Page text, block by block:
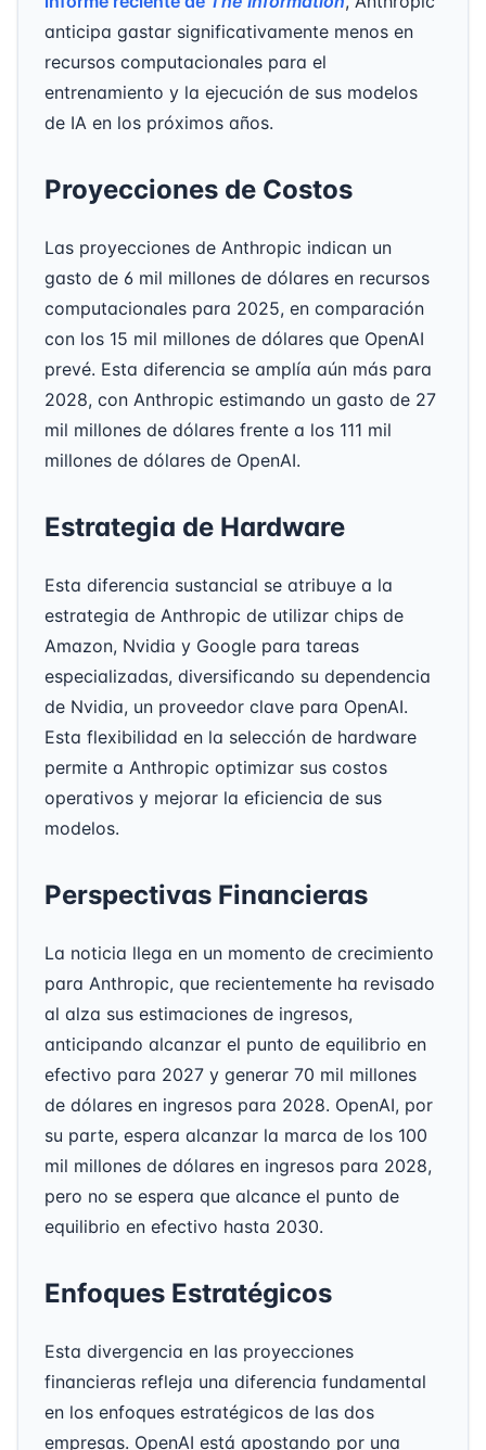
anticipa gastar significativamente menos en
recursos computacionales para el
entrenamiento y la ejecución de sus modelos
de IA en los próximos años.
Proyecciones de Costos
Las proyecciones de Anthropic indican un
gasto de 6 mil millones de dólares en recursos
computacionales para 2025, en comparación
con los 15 mil millones de dólares que OpenAI
prevé. Esta diferencia se amplía aún más para
2028, con Anthropic estimando un gasto de 27
mil millones de dólares frente a los 111 mil
millones de dólares de OpenAI.
Estrategia de Hardware
Esta diferencia sustancial se atribuye a la
estrategia de Anthropic de utilizar chips de
Amazon, Nvidia y Google para tareas
especializadas, diversificando su dependencia
de Nvidia, un proveedor clave para OpenAI.
Esta flexibilidad en la selección de hardware
permite a Anthropic optimizar sus costos
operativos y mejorar la eficiencia de sus
modelos.
Perspectivas Financieras
La noticia llega en un momento de crecimiento
para Anthropic, que recientemente ha revisado
al alza sus estimaciones de ingresos,
anticipando alcanzar el punto de equilibrio en
efectivo para 2027 y generar 70 mil millones
de dólares en ingresos para 2028. OpenAI, por
su parte, espera alcanzar la marca de los 100
mil millones de dólares en ingresos para 2028,
pero no se espera que alcance el punto de
equilibrio en efectivo hasta 2030.
Enfoques Estratégicos
Esta divergencia en las proyecciones
financieras refleja una diferencia fundamental
en los enfoques estratégicos de las dos
empresas. OpenAI está apostando por una